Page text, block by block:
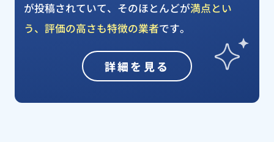
が投稿されていて、そのほとんどが満点とい
う、評価の高さも特徴の業者です。
詳細を見る